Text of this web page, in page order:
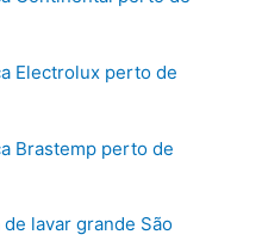
Electrolux perto de
Brastemp perto de
lavar grande São